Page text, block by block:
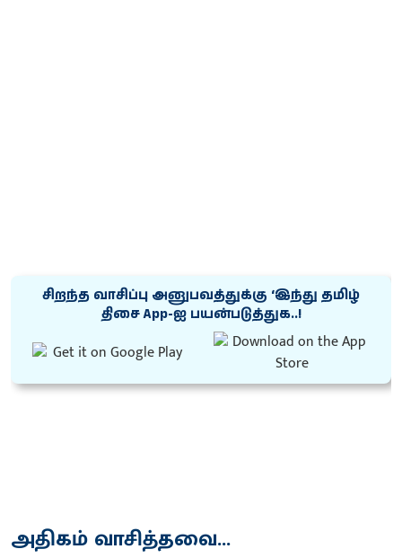
சிறந்த வாசிப்பு அனுபவத்துக்கு ‘இந்து தமிழ்
திசை App-ஐ பயன்படுத்துக..!
அதிகம் வாசித்தவை...